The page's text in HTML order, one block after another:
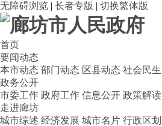
无障碍浏览 | 长者专版 | 切换繁体版
首页
要闻动态
本市动态 部门动态 区县动态 社会民生
政务公开
市委工作 政府工作 信息公开 政策解读
走进廊坊
城市综述 经济发展 城市名片 行政区划